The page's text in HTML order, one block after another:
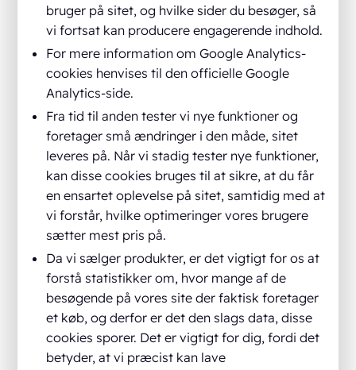
bruger på sitet, og hvilke sider du besøger, så
vi fortsat kan producere engagerende indhold.
For mere information om Google Analytics-
cookies henvises til den officielle Google
Analytics-side.
Fra tid til anden tester vi nye funktioner og
foretager små ændringer i den måde, sitet
leveres på. Når vi stadig tester nye funktioner,
kan disse cookies bruges til at sikre, at du får
en ensartet oplevelse på sitet, samtidig med at
vi forstår, hvilke optimeringer vores brugere
sætter mest pris på.
Da vi sælger produkter, er det vigtigt for os at
forstå statistikker om, hvor mange af de
besøgende på vores site der faktisk foretager
et køb, og derfor er det den slags data, disse
cookies sporer. Det er vigtigt for dig, fordi det
betyder, at vi præcist kan lave